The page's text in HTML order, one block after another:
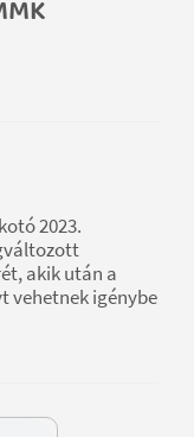
2023.
akik után a
vehetnek igénybe